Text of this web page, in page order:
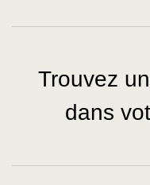
Trouvez
dans